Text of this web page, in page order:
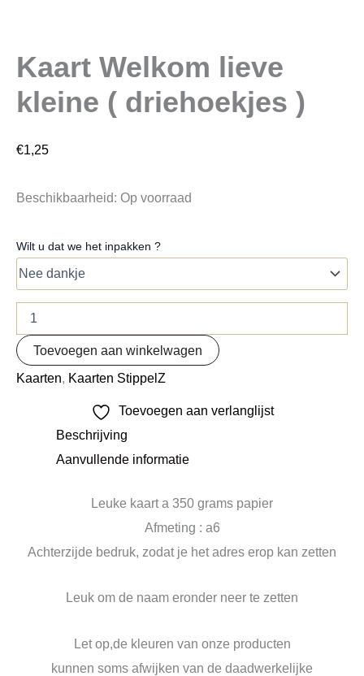
Kaart Welkom lieve
kleine ( driehoekjes )
€1,25
Beschikbaarheid: Op voorraad
Wilt u dat we het inpakken ?
Toevoegen aan winkelwagen
Kaarten Kaarten StippelZ
Toevoegen aan verlanglijst
Beschrijving
Aanvullende informatie
Leuke kaart a 350 grams papier
Afmeting : a6
Achterzijde bedruk, zodat je het adres erop kan zetten
Leuk om de naam eronder neer te zetten
Let op,de kleuren van onze producten
kunnen soms afwijken van de daadwerkelijke